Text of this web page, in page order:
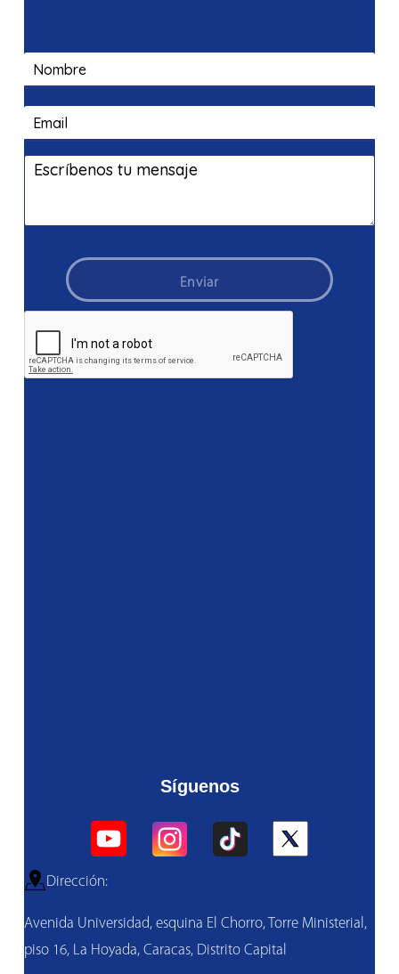
Enviar
Síguenos
Dirección:
Avenida Universidad, esquina El Chorro, Torre Ministerial,
piso 16, La Hoyada, Caracas, Distrito Capital